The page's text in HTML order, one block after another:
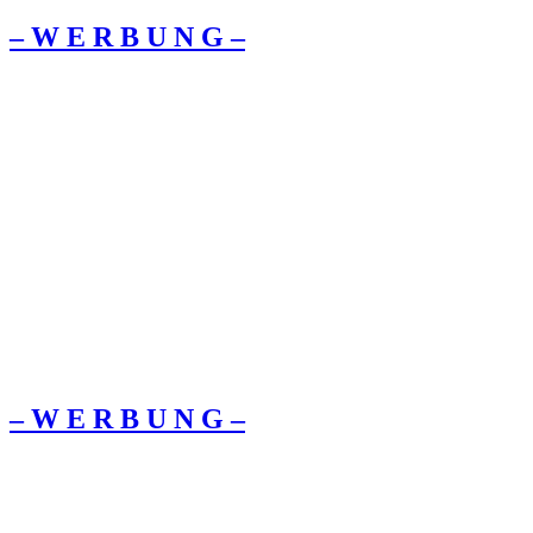
– W Ε R Β U Ν G –
– W Ε R Β U Ν G –